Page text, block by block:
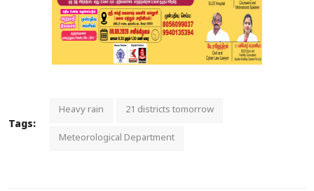
Tags:
Heavy rain 21 districts tomorrow
Meteorological Department